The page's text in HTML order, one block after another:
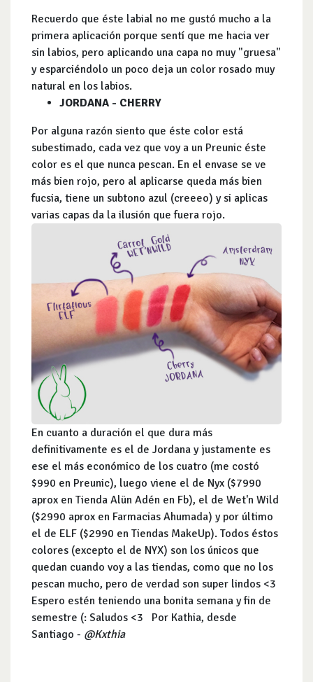
Recuerdo que éste labial no me gustó mucho a la
primera aplicación porque sentí que me hacia ver
sin labios, pero aplicando una capa no muy "gruesa"
y esparciéndolo un poco deja un color rosado muy
natural en los labios.
JORDANA - CHERRY
Por alguna razón siento que éste color está
subestimado, cada vez que voy a un Preunic éste
color es el que nunca pescan. En el envase se ve
más bien rojo, pero al aplicarse queda más bien
fucsia, tiene un subtono azul (creeeo) y si aplicas
varias capas da la ilusión que fuera rojo.
En cuanto a duración el que dura más
definitivamente es el de Jordana y justamente es
ese el más económico de los cuatro (me costó
$990 en Preunic), luego viene el de Nyx ($7990
aprox en Tienda Alün Adén en Fb), el de Wet'n Wild
($2990 aprox en Farmacias Ahumada) y por último
el de ELF ($2990 en Tiendas MakeUp). Todos éstos
colores (excepto el de NYX) son los únicos que
quedan cuando voy a las tiendas, como que no los
pescan mucho, pero de verdad son super lindos <3
Espero estén teniendo una bonita semana y fin de
semestre (: Saludos <3 Por Kathia, desde
Santiago - @Kxthia